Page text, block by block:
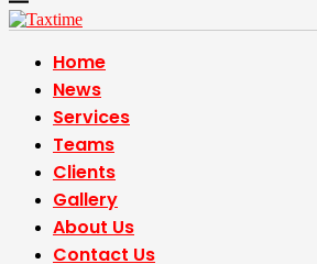
Home
News
Services
Teams
Clients
Gallery
About Us
Contact Us